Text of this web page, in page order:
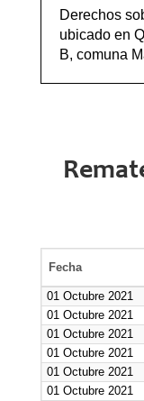
Derechos
ubicado en
B, comuna
Fecha
01 Octubre 2021
01 Octubre 2021
01 Octubre 2021
01 Octubre 2021
01 Octubre 2021
01 Octubre 2021